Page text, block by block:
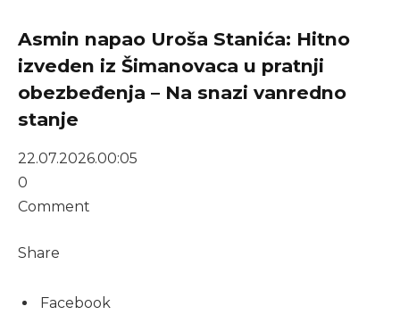
Asmin napao Uroša Stanića: Hitno
izveden iz Šimanovaca u pratnji
obezbeđenja – Na snazi vanredno
stanje
22.07.2026.00:05
0
Comment
Share
Facebook